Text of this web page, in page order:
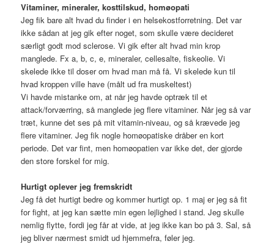
Vitaminer, mineraler, kosttilskud, homøopati
Jeg fik bare alt hvad du finder i en helsekostforretning. Det var
ikke sådan at jeg gik efter noget, som skulle være decideret
særligt godt mod sclerose. Vi gik efter alt hvad min krop
manglede. Fx a, b, c, e, mineraler, cellesalte, fiskeolie. Vi
skelede ikke til doser om hvad man må få. Vi skelede kun til
hvad kroppen ville have (målt ud fra muskeltest)
Vi havde mistanke om, at når jeg havde optræk til et
attack/forværring, så manglede jeg flere vitaminer. Når jeg så var
træt, kunne det ses på mit vitamin-niveau, og så krævede jeg
flere vitaminer. Jeg fik nogle homøopatiske dråber en kort
periode. Det var fint, men homøopatien var ikke det, der gjorde
den store forskel for mig.
Hurtigt oplever jeg fremskridt
Jeg få det hurtigt bedre og kommer hurtigt op. 1 maj er jeg så fit
for fight, at jeg kan sætte min egen lejlighed i stand. Jeg skulle
nemlig flytte, fordi jeg får at vide, at jeg ikke kan bo på 3. Sal, så
jeg bliver nærmest smidt ud hjemmefra, føler jeg.